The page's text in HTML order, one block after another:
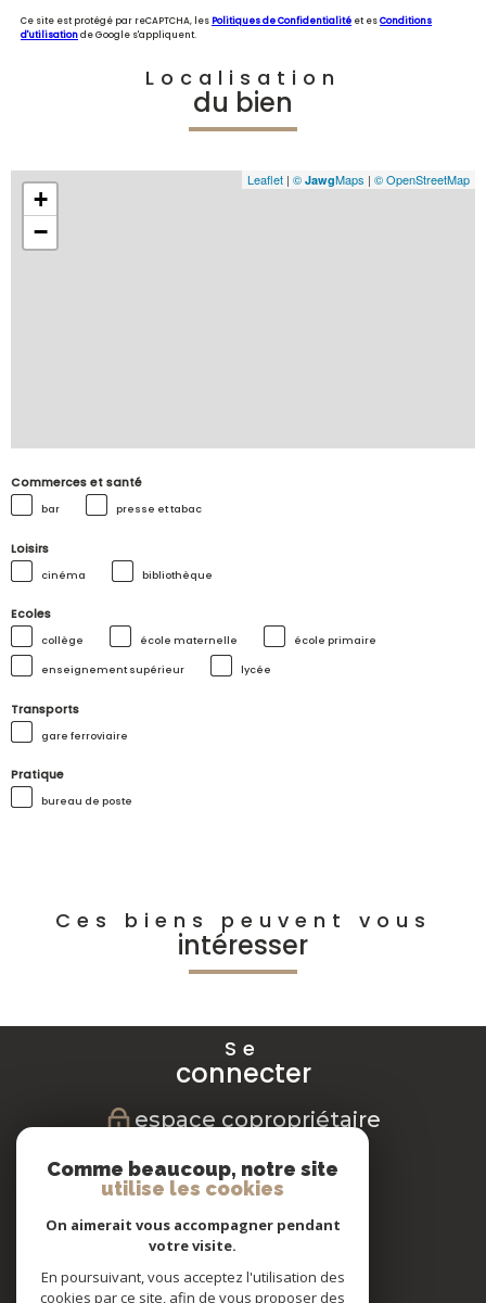
Ce site est protégé par reCAPTCHA, les Politiques de Confidentialité et esConditions
d'utilisationde Google s'appliquent.
Localisation
du bien
+
−
Leaflet | © JawgMaps | © OpenStreetMap
Commerces et santé
bar presse et tabac
Loisirs
cinéma bibliothèque
Ecoles
collège école maternelle école primaire
enseignement supérieur lycée
Transports
gare ferroviaire
Pratique
bureau de poste
Ces biens peuvent vous
intéresser
Se
connecter
espace copropriétaire
Nous
suivre
Nous
Comme beaucoup, notre site
utilise les cookies
On aimerait vous accompagner pendant
votre visite.
En poursuivant, vous acceptez l'utilisation des
cookies par ce site, afin de vous proposer des